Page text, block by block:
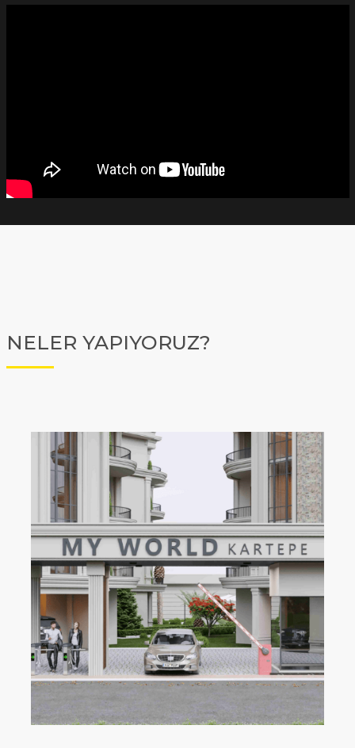
NELER YAPIYORUZ?